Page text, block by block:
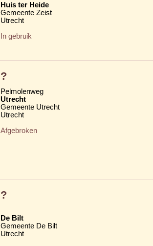
Huis ter Heide
Gemeente Zeist
Utrecht
In gebruik
?
Pelmolenweg
Utrecht
Gemeente Utrecht
Utrecht
Afgebroken
?
De Bilt
Gemeente De Bilt
Utrecht